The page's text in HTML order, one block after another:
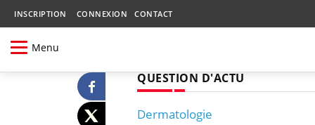
INSCRIPTION CONNEXION CONTACT
Menu
QUESTION D'ACTU
Dermatologie